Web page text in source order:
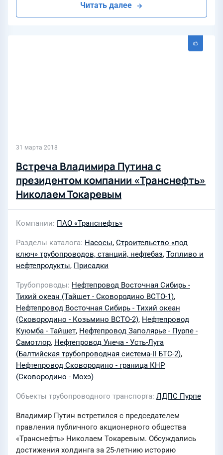
Читать далее
31 марта 2018
Встреча Владимира Путина с
президентом компании «Транснефть»
Николаем Токаревым
Компании ПАО «Транснефть»
Разделы каталога Насосы, Строительство «под
ключ» трубопроводов, станций, нефтебаз, Топливо и
нефтепродукты, Присадки
Трубопроводы Нефтепровод Восточная Сибирь -
Тихий океан (Тайшет - Сковородино ВСТО-1),
Нефтепровод Восточная Сибирь - Тихий океан
(Сковородино - Козьмино ВСТО-2), Нефтепровод
Куюмба - Тайшет, Нефтепровод Заполярье - Пурпе -
Самотлор, Нефтепровод Унеча - Усть-Луга
(Балтийская трубопроводная система-II БТС-2),
Нефтепровод Сковородино - граница КНР
(Сковородино - Мохэ)
Объекты трубопроводного транспорта ЛДПС Пурпе
Владимир Путин встретился с председателем
правления публичного акционерного общества
«Транснефть» Николаем Токаревым. Обсуждались
достижения холдинга за 25-летнию историю